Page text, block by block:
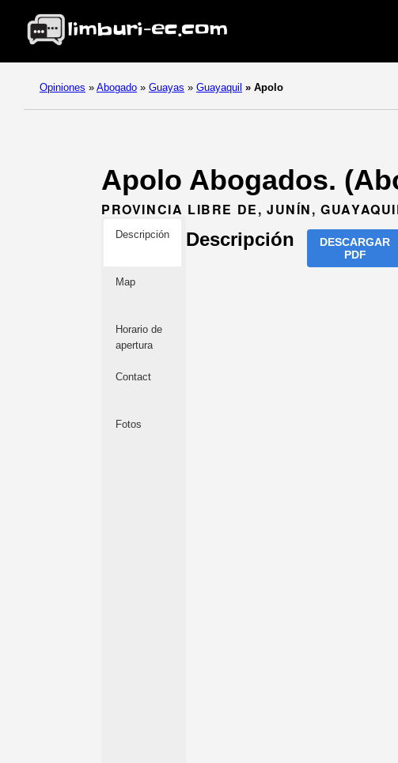
Opiniones » Abogado » Guayas » Guayaquil » Apolo
Apolo Abogados.
PROVINCIA LIBRE DE, JUNÍN,
Descripción
Map
Horario de
apertura
Contact
Fotos
Descripción
DESCARGAR
PDF